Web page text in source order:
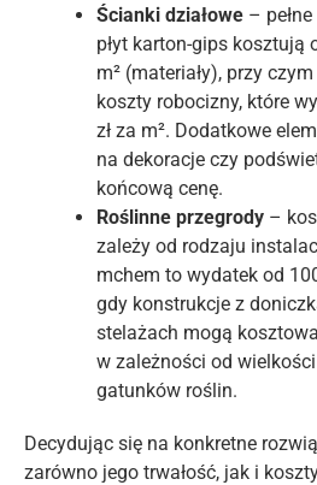
Ścianki działowe –
płyt karton-gips kosztują
m² (materiały), przy
koszty robocizny, które
zł za m². Dodatkowe
na dekoracje czy
końcową cenę.
Roślinne przegrody –
zależy od rodzaju
mchem to wydatek od
gdy konstrukcje z
stelażach mogą
w zależności od
gatunków roślin.
Decydując się na konkretne
zarówno jego trwałość, jak i